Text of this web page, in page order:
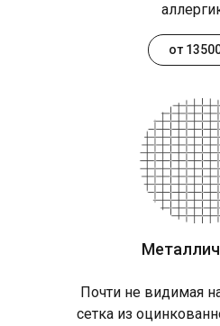
Почти не видимая
сетка из
от